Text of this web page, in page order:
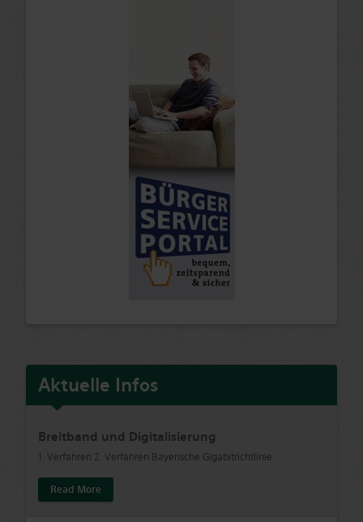
Aktuelle Infos
Breitband und Digitalisierung
1. Verfahren 2. Verfahren Bayerische Gigabitrichtlinie
Read More